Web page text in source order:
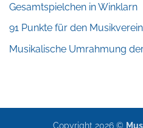
Gesamtspielchen in Winklarn
91 Punkte für den
Musikalische Umrahmung
Copyright 2026 ©